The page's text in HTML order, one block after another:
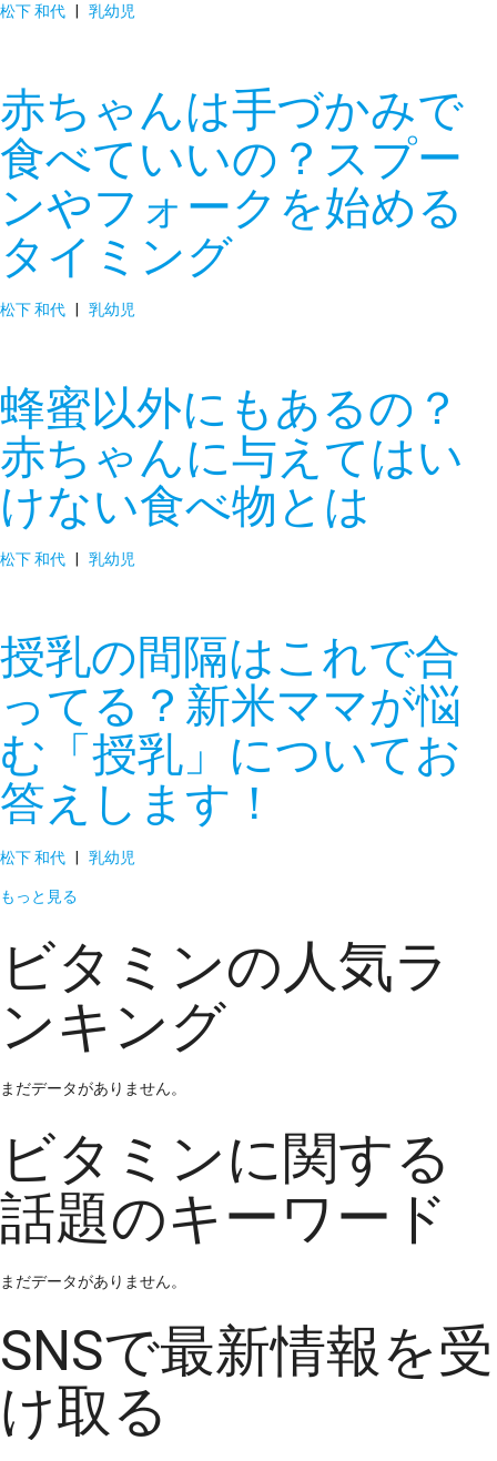
松下 和代 | 乳幼児
赤ちゃんは手づかみで
食べていいの？スプー
ンやフォークを始める
タイミング
松下 和代 | 乳幼児
蜂蜜以外にもあるの？
赤ちゃんに与えてはい
けない食べ物とは
松下 和代 | 乳幼児
授乳の間隔はこれで合
ってる？新米ママが悩
む「授乳」についてお
答えします！
松下 和代 | 乳幼児
もっと見る
ビタミンの人気ラ
ンキング
まだデータがありません。
ビタミンに関する
話題のキーワード
まだデータがありません。
SNSで最新情報を受
け取る